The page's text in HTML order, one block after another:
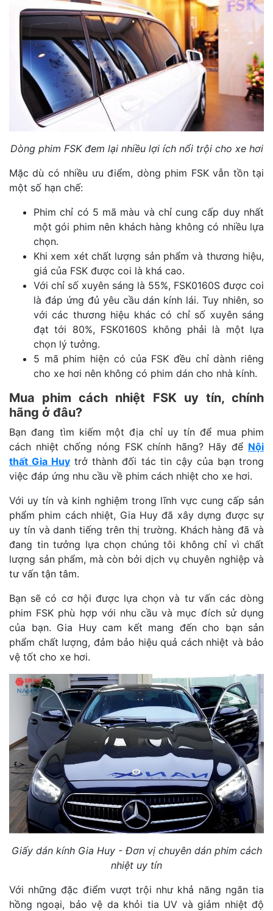
Dòng phim FSK đem lại nhiều lợi ích nổi trội cho xe hơi
Mặc dù có nhiều ưu điểm, dòng phim FSK vẫn tồn tại
một số hạn chế:
Phim chỉ có 5 mã màu và chỉ cung cấp duy nhất
một gói phim nên khách hàng không có nhiều lựa
chọn.
Khi xem xét chất lượng sản phẩm và thương hiệu,
giá của FSK được coi là khá cao.
Với chỉ số xuyên sáng là 55%, FSK0160S được coi
là đáp ứng đủ yêu cầu dán kính lái. Tuy nhiên, so
với các thương hiệu khác có chỉ số xuyên sáng
đạt tới 80%, FSK0160S không phải là một lựa
chọn lý tưởng.
5 mã phim hiện có của FSK đều chỉ dành riêng
cho xe hơi nên không có phim dán cho nhà kính.
Mua phim cách nhiệt FSK uy tín, chính
hãng ở đâu?
Bạn đang tìm kiếm một địa chỉ uy tín để mua phim
cách nhiệt chống nóng FSK chính hãng? Hãy để Nội
thất Gia Huy trở thành đối tác tin cậy của bạn trong
việc đáp ứng nhu cầu về phim cách nhiệt cho xe hơi.
Với uy tín và kinh nghiệm trong lĩnh vực cung cấp sản
phẩm phim cách nhiệt, Gia Huy đã xây dựng được sự
uy tín và danh tiếng trên thị trường. Khách hàng đã và
đang tin tưởng lựa chọn chúng tôi không chỉ vì chất
lượng sản phẩm, mà còn bởi dịch vụ chuyên nghiệp và
tư vấn tận tâm.
Bạn sẽ có cơ hội được lựa chọn và tư vấn các dòng
phim FSK phù hợp với nhu cầu và mục đích sử dụng
của bạn. Gia Huy cam kết mang đến cho bạn sản
phẩm chất lượng, đảm bảo hiệu quả cách nhiệt và bảo
vệ tốt cho xe hơi.
Giấy dán kính Gia Huy - Đơn vị chuyên dán phim cách
nhiệt uy tín
Với những đặc điểm vượt trội như khả năng ngăn tia
hồng ngoại, bảo vệ da khỏi tia UV và giảm nhiệt độ